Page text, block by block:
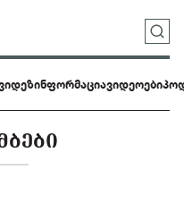
დეზინფორმაციავიდეოები